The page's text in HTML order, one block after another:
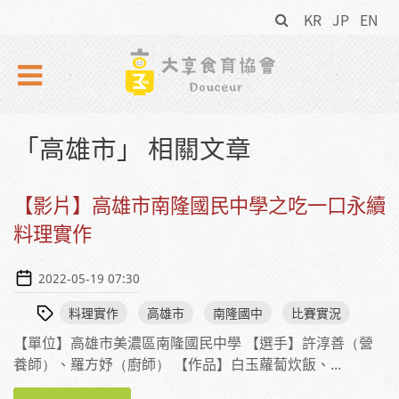
KR JP EN
搜
尋
表
「高雄市」 相關文章
【影片】高雄市南隆國民中學之吃一口永續
料理實作
2022-05-19 07:30
料理實作 高雄市 南隆國中 比賽實況
【單位】高雄市美濃區南隆國民中學 【選手】許淳善（營
養師）、羅方妤（廚師） 【作品】白玉蘿蔔炊飯、...